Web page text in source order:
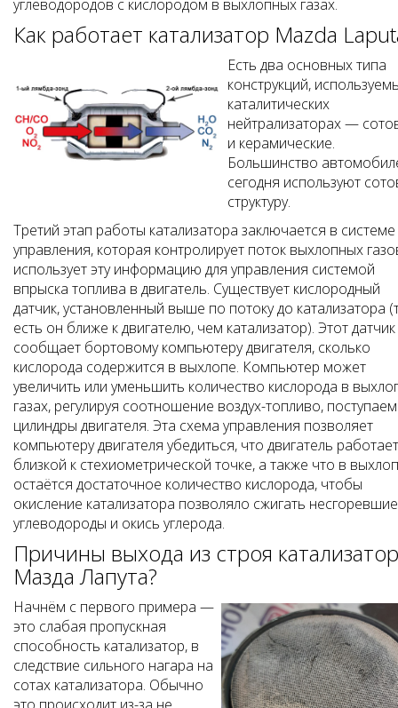
углеводородов с кислородом в выхлопных газах.
Как работает катализатор Mazda
Есть два основных типа
конструкций,
каталитических
нейтрализаторах —
и керамические.
Большинство
сегодня используют
структуру.
Третий этап работы катализатора заключается в системе
управления, которая контролирует поток выхлопных
использует эту информацию для управления системой
впрыска топлива в двигатель. Существует кислородный
датчик, установленный выше по потоку до катализатора
есть он ближе к двигателю, чем катализатор). Этот датчик
сообщает бортовому компьютеру двигателя, сколько
кислорода содержится в выхлопе. Компьютер может
увеличить или уменьшить количество кислорода в
газах, регулируя соотношение воздух-топливо,
цилиндры двигателя. Эта схема управления позволяет
компьютеру двигателя убедиться, что двигатель
близкой к стехиометрической точке, а также что в
остаётся достаточное количество кислорода, чтобы
окисление катализатора позволяло сжигать несгоревшие
углеводороды и окись углерода.
Причины выхода из строя
Мазда Лапута?
Начнём с первого примера —
это слабая пропускная
способность катализатор, в
следствие сильного нагара на
сотах катализатора. Обычно